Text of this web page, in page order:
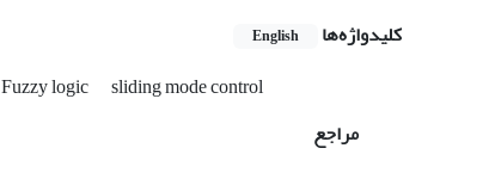
کلیدواژه‌ها English
Fuzzy logic
sliding mode control
مراجع